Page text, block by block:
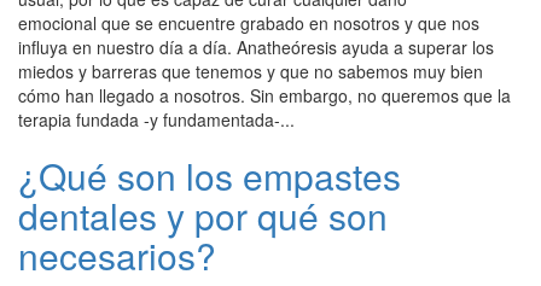
emocional que se encuentre grabado en nosotros y que nos
influya en nuestro día a día. Anatheóresis ayuda a superar los
miedos y barreras que tenemos y que no sabemos muy bien
cómo han llegado a nosotros. Sin embargo, no queremos que la
terapia fundada -y fundamentada-...
¿Qué son los empastes
dentales y por qué son
necesarios?